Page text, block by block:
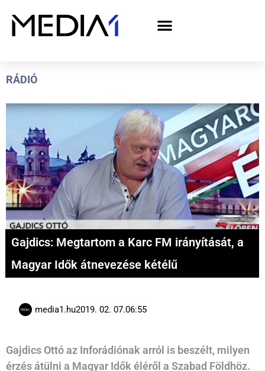
RÁDIÓ
Gajdics: Megtartom a Karc FM irányítását, a
Magyar Idők átnevezése kétélű
media1.hu2019. 02. 07.06:55
Gajdics Ottó az Inforádiónak arról is beszélt, milyen
érzés átülni a Magyar Idők éléről a Szabad Földhöz.